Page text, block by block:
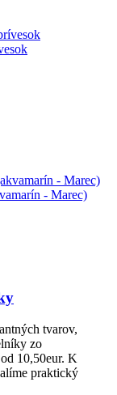
- Marec)
tvarov,
zo
10,50eur. K
praktický